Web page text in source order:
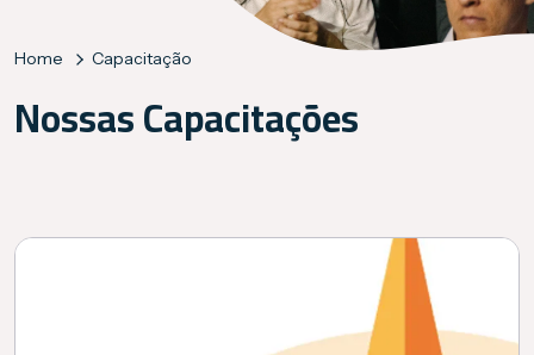
Home Capacitação
Nossas Capacitações